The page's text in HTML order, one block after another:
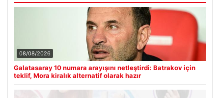
08/08/2026
Galatasaray 10 numara arayışını netleştirdi: Batrakov için
teklif, Mora kiralık alternatif olarak hazır